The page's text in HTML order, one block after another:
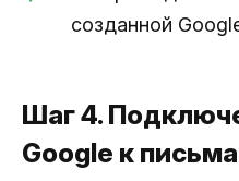
созданной
Шаг 4.
Google к